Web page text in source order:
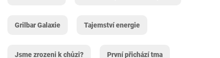
Grilbar Galaxie Tajemství energie
Jsme zrozeni k chůzi? První přichází tma